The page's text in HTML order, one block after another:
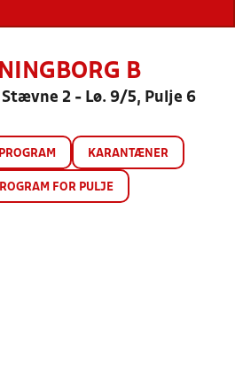
B
Stævne 2 - Lø. 9/5, Pulje 6
KARANTÆNER
FOR PULJE